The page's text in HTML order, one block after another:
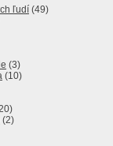
ľudí (49)
(3)
(10)
(2)